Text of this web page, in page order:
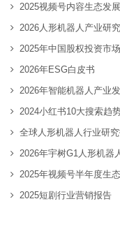
2025视频号内容生态发
2026人形机器人产业研
2025年中国股权投资市
2026年ESG白皮书
2026年智能机器人产业
2024小红书10大搜索趋
全球人形机器人行业研究
2026年宇树G1人形机器
2025年视频号半年度生
2025短剧行业营销报告